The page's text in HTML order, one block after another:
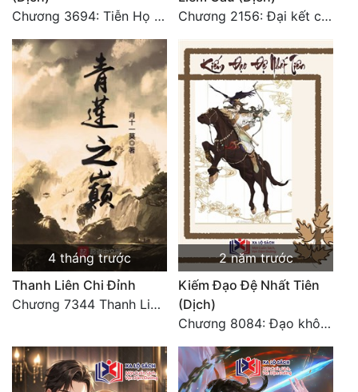
Đẹp Hiệp
Tính Cách Nhân Vật :
Sát Phạt Quyết Đoán
Vô Sỉ
Chương 3694: Tiễn Họ Đoạn Đường Cuối - Hoàn
Chương 2156: Đại kết cục!!!
4 tháng trước
Thanh Liên Chi Đỉnh
Chương 7344 Thanh Liên đỉnh (Đại kết cục) (2) HẾT.
2 năm trước
Kiếm Đạo Đệ Nhất Tiên
(Dịch)
Chương 8084: Đạo không bờ bến (Đại kết cục) (10)